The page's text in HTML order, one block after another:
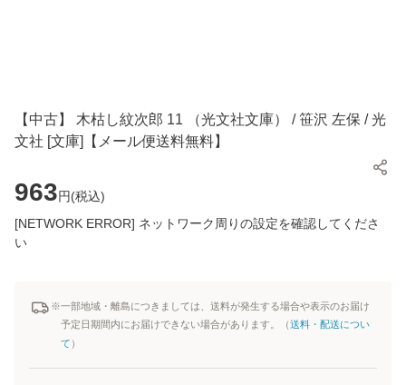
【中古】 木枯し紋次郎 11 （光文社文庫） / 笹沢 左保 / 光
文社 [文庫]【メール便送料無料】
963円(税込)
[NETWORK ERROR] ネットワーク周りの設定を確認してくださ
い
※一部地域・離島につきましては、送料が発生する場合や表示のお届け
予定日期間内にお届けできない場合があります。（送料・配送につい
て ）